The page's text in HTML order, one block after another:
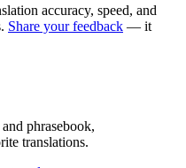
accuracy, speed, and
Share your feedback — it
phrasebook,
translations.